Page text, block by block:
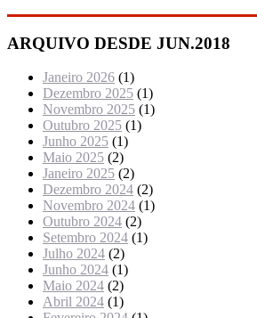
ARQUIVO DESDE JUN.2018
Janeiro 2026 (1)
Dezembro 2025 (1)
Novembro 2025 (1)
Outubro 2025 (1)
Junho 2025 (1)
Maio 2025 (2)
Janeiro 2025 (2)
Dezembro 2024 (2)
Novembro 2024 (1)
Outubro 2024 (2)
Setembro 2024 (1)
Julho 2024 (2)
Junho 2024 (1)
Maio 2024 (2)
Abril 2024 (1)